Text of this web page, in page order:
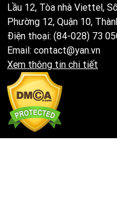
Lầu 12, Tòa nhà Viettel,
Phường 12, Quận 10,
Điện thoại: (84-028) 73
Email: contact@yan.vn
Xem thông tin chi tiết